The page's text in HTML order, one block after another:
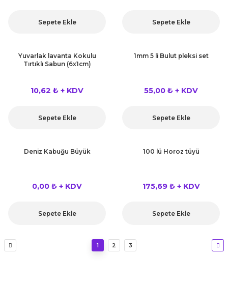
Sepete Ekle Sepete Ekle
Yuvarlak lavanta Kokulu
Tırtıklı Sabun (6x1cm)
10,62 ₺ + KDV
Sepete Ekle
1mm 5 li Bulut pleksi set
55,00 ₺ + KDV
Sepete Ekle
Deniz Kabuğu Büyük
0,00 ₺ + KDV
Sepete Ekle
100 lü Horoz tüyü
175,69 ₺ + KDV
Sepete Ekle
1 2 3